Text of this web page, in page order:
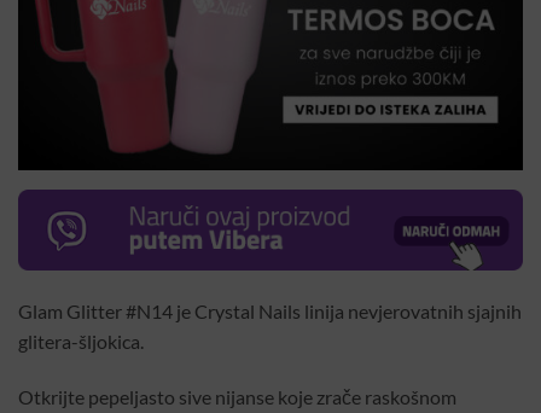
Glam Glitter #N14 je Crystal Nails linija nevjerovatnih sjajnih
glitera-šljokica.
Otkrijte pepeljasto sive nijanse koje zrače raskošnom